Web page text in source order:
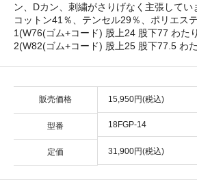
ン、Dカン、刺繍がさりげなく主張してい
コットン41％、テンセル29％、ポリエス
1(W76(ゴム+コード) 股上24 股下77 わた
2(W82(ゴム+コード) 股上25 股下77.5 わ
販売価格 15,950円(税込)
型番 18FGP-14
定価 31,900円(税込)